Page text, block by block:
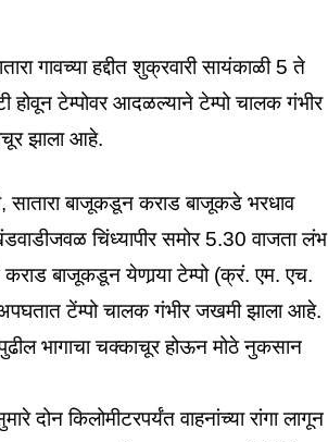
गावच्या हद्दीत शुक्रवारी सायंकाळी 5 ते
टेम्पोवर आदळल्याने टेम्पो चालक गंभीर
झाला आहे.
सातारा बाजूकडून कराड बाजूकडे भरधाव
चिंध्यापीर समोर 5.30 वाजता लंभ
बाजूकडून येणार्‍या टेम्पो (क्रं. एम. एच.
टेंम्पो चालक गंभीर जखमी झाला आहे.
भागाचा चक्काचूर होऊन मोठे नुकसान
दोन किलोमीटरपर्यंत वाहनांच्या रांगा लागून